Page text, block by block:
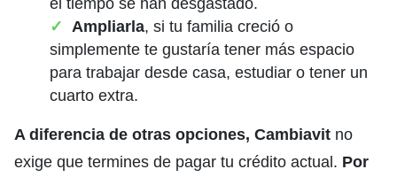
el tiempo se han desgastado.
Ampliarla, si tu familia creció o
simplemente te gustaría tener más espacio
para trabajar desde casa, estudiar o tener un
cuarto extra.
A diferencia de otras opciones, Cambiavit no
exige que termines de pagar tu crédito actual. Por